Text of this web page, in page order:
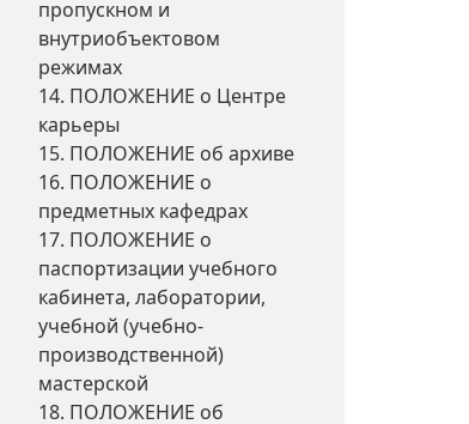
пропускном и
внутриобъектовом
режимах
14. ПОЛОЖЕНИЕ о Центре
карьеры
15. ПОЛОЖЕНИЕ об архиве
16. ПОЛОЖЕНИЕ о
предметных кафедрах
17. ПОЛОЖЕНИЕ о
паспортизации учебного
кабинета, лаборатории,
учебной (учебно-
производственной)
мастерской
18. ПОЛОЖЕНИЕ об